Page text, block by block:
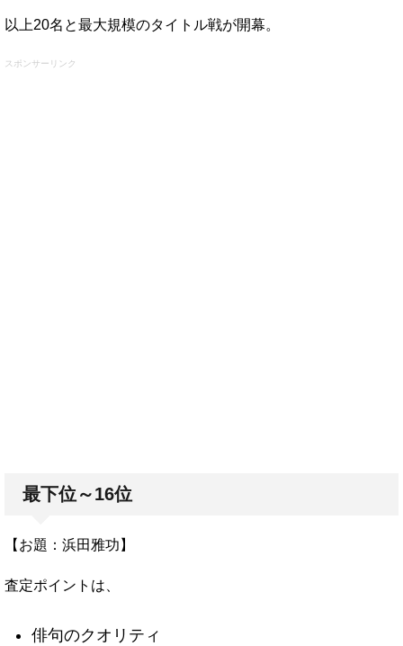
以上20名と最大規模のタイトル戦が開幕。
スポンサーリンク
最下位～16位
【お題：浜田雅功】
査定ポイントは、
俳句のクオリティ